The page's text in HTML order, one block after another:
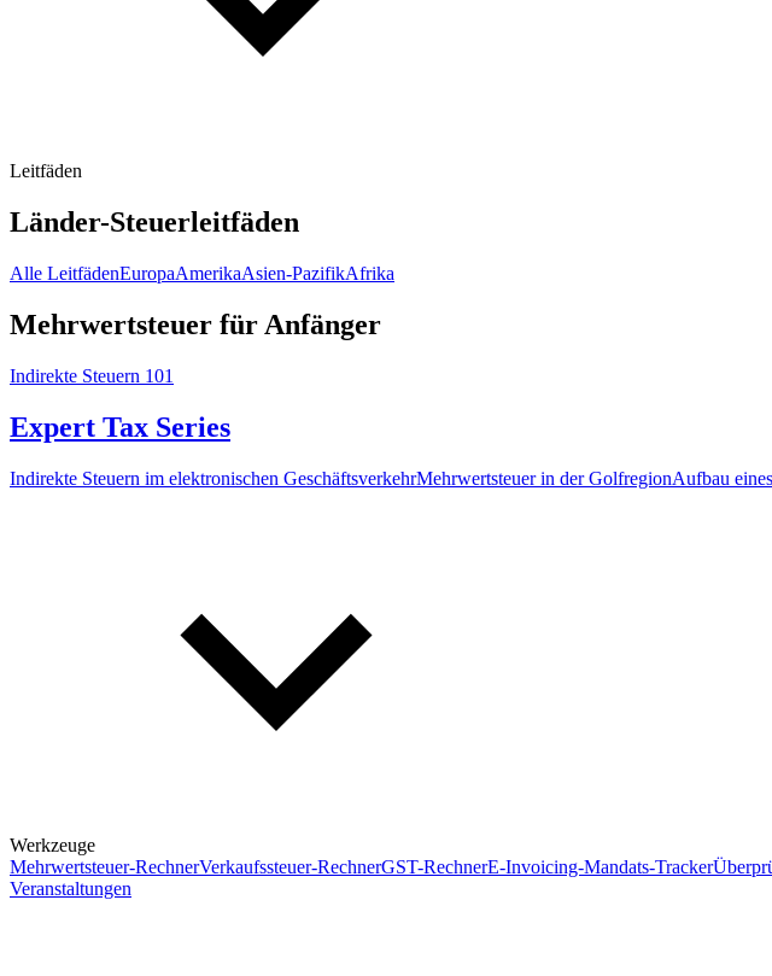
Leitfäden
Länder-Steuerleitfäden
Alle LeitfädenEuropaAmerikaAsien-PazifikAfrika
Mehrwertsteuer für Anfänger
Indirekte Steuern 101
Expert Tax Series
Indirekte Steuern im elektronischen GeschäftsverkehrMehrwertsteuer in der GolfregionAufbau
Werkzeuge
Mehrwertsteuer-RechnerVerkaufssteuer-RechnerGST-RechnerE-Invoicing-Mandats-Tracker
Veranstaltungen